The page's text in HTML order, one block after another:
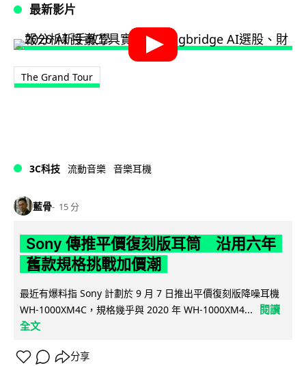
最新影片
The Grand Tour
3C科技 流動音樂 音樂耳機
藍骨 15 分
Sony 傳推平價復刻版耳筒 沿用六年
舊款規格挑戰加價潮
最近有爆料指 Sony 計劃於 9 月 7 日推出平價復刻版降噪耳機
WH-1000XM4C，規格幾乎與 2020 年 WH-1000XM4...
閱讀
全文
分享